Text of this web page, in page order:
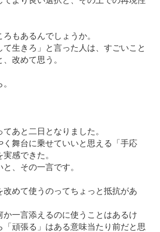
もあるんでしょうか。
て生きろ」と言った人は、すごいこと
改めて思う。
あと二日となりました。
く舞台に乗せていいと思える「手応
感できた。
、その一言です。
改めて使うのってちょっと抵抗があ
か一言添えるのに使うことはあるけ
「頑張る」はある意味当たり前だと思